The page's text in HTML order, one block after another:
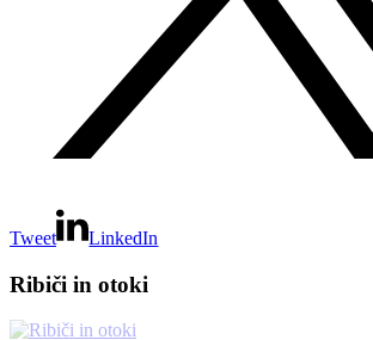
Tweet LinkedIn
Ribiči in otoki